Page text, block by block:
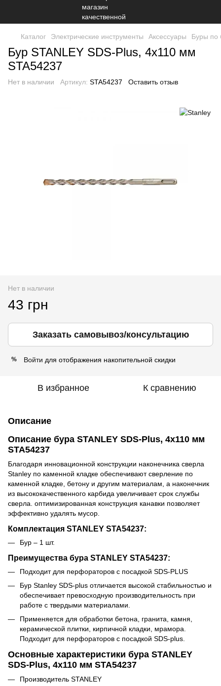
Каталог Электрические инструменты Аксессуары Буры по
Бур STANLEY SDS-Plus, 4x110 мм
STA54237
Нет в наличии Артикул: STA54237 Оставить отзыв
Нет в наличии
43 грн
Заказать самовывоз/консультацию
% Войти для отображения накопительной скидки
В избранное К сравнению
Описание
Описание бура STANLEY SDS-Plus, 4x110 мм
STA54237
Благодаря инновационной конструкции наконечника сверла
Stanley по каменной кладке обеспечивают сверление по
каменной кладке, бетону и другим материалам, а наконечник
из высококачественного карбида увеличивает срок службы
сверла. оптимизированная конструкция канавки позволяет
эффективно удалять мусор.
Комплектация STANLEY STA54237:
Бур – 1 шт.
Преимущества бура STANLEY STA54237:
Подходит для перфораторов с посадкой SDS-PLUS
Бур Stanley SDS-plus отличается высокой стабильностью и
обеспечивает превосходную производительность при
работе с твердыми материалами.
Применяется для обработки бетона, гранита, камня,
керамической плитки, кирпичной кладки, мрамора.
Подходит для перфораторов с посадкой SDS-plus.
Основные характеристики бура STANLEY
SDS-Plus, 4x110 мм STA54237
Производитель STANLEY